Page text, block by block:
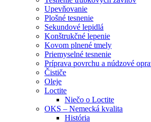
Upevňovanie
Plošné tesnenie
Sekundové lepidlá
Konštrukčné lepenie
Kovom plnené tmely
Priemyselné tesnenie
Príprava povrchu a núdzové
Čističe
Oleje
Loctite
Niečo o Loctite
OKS – Nemecká kvalita
História